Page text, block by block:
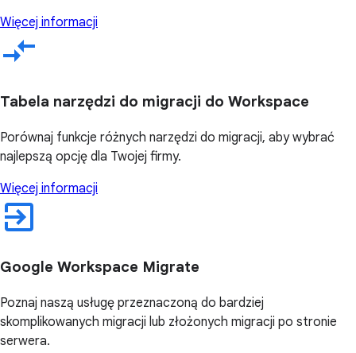
Więcej informacji
Tabela narzędzi do migracji do Workspace
Porównaj funkcje różnych narzędzi do migracji, aby wybrać
najlepszą opcję dla Twojej firmy.
Więcej informacji
Google Workspace Migrate
Poznaj naszą usługę przeznaczoną do bardziej
skomplikowanych migracji lub złożonych migracji po stronie
serwera.